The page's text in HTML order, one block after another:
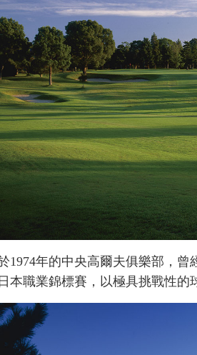
1974年的中央高爾夫俱樂部，
本職業錦標賽，以極具挑戰性的